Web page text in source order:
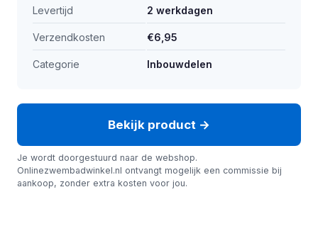
Levertijd 2 werkdagen
Verzendkosten €6,95
Categorie Inbouwdelen
Bekijk product →
Je wordt doorgestuurd naar de webshop.
Onlinezwembadwinkel.nl ontvangt mogelijk een commissie bij
aankoop, zonder extra kosten voor jou.